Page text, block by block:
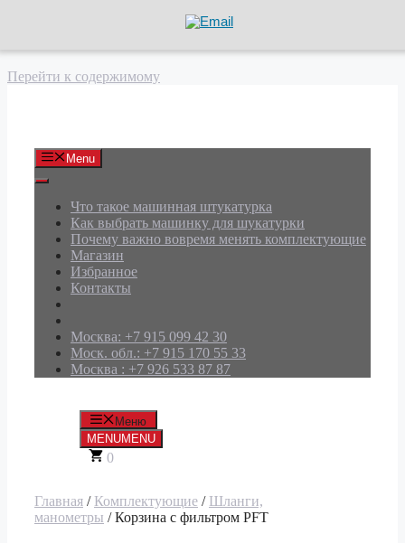
Перейти к содержимому
Menu
Что такое машинная штукатурка
Как выбрать машинку для шукатурки
Почему важно вовремя менять комплектующие
Магазин
Избранное
Контакты
Москва: +7 915 099 42 30
Моск. обл.: +7 915 170 55 33
Москва : +7 926 533 87 87
Меню
MENUMENU
0
Главная / Комплектующие / Шланги,
манометры / Корзина с фильтром PFT